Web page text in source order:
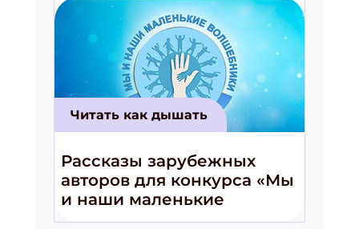
Читать как дышать
Рассказы зарубежных
авторов для конкурса «Мы
и наши маленькие
волшебники!»